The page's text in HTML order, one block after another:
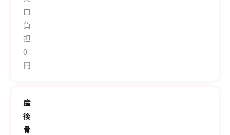
口
負
担
0
円
産
後
骨